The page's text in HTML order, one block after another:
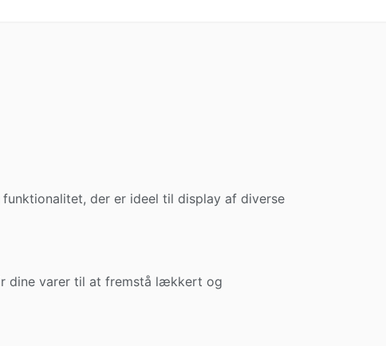
der er ideel til display af diverse
dine varer til at fremstå lækkert og